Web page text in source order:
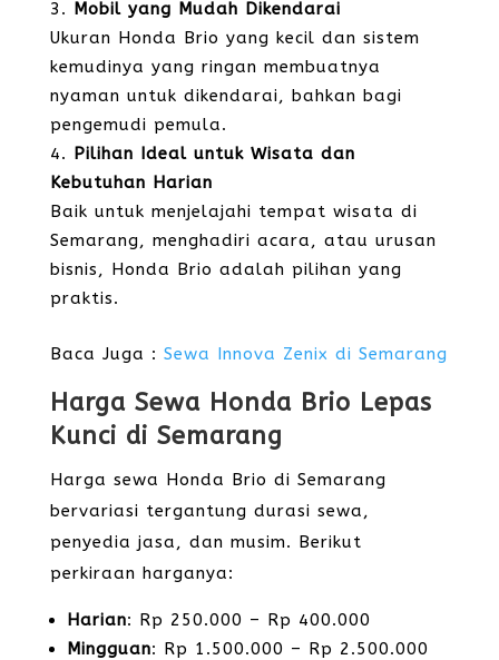
Mobil yang Mudah Dikendarai
Ukuran Honda Brio yang kecil dan sistem
kemudinya yang ringan membuatnya
nyaman untuk dikendarai, bahkan bagi
pengemudi pemula.
Pilihan Ideal untuk Wisata dan
Kebutuhan Harian
Baik untuk menjelajahi tempat wisata di
Semarang, menghadiri acara, atau urusan
bisnis, Honda Brio adalah pilihan yang
praktis.
Baca Juga : Sewa Innova Zenix di Semarang
Harga Sewa Honda Brio Lepas
Kunci di Semarang
Harga sewa Honda Brio di Semarang
bervariasi tergantung durasi sewa,
penyedia jasa, dan musim. Berikut
perkiraan harganya:
Harian: Rp 250.000 – Rp 400.000
Mingguan: Rp 1.500.000 – Rp 2.500.000